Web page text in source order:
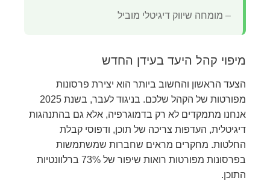
– מומחה שיווק דיגיטלי מוביל
מיפוי קהל היעד בעידן החדש
הצעד הראשון והחשוב ביותר הוא יצירת פרסונות
מפורטות של הקהל שלכם. בניגוד לעבר, בשנת 2025
אנחנו מתמקדים לא רק בדמוגרפיה, אלא גם בהתנהגות
דיגיטלית, העדפות צריכה של תוכן, ודפוסי קבלת
החלטות. מחקרים מראים שחברות שמשתמשות
בפרסונות מפורטות רואות שיפור של 73% ברלוונטיות
התוכן.